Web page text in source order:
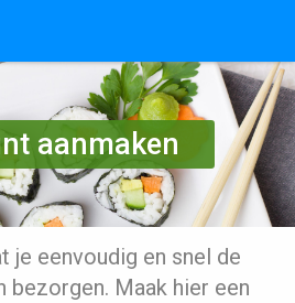
aanmaken
je eenvoudig en snel de
bezorgen. Maak hier een